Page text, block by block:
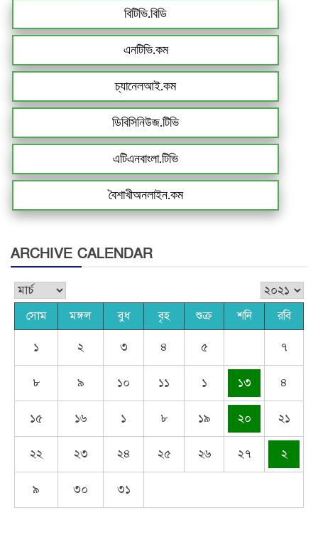
বিটিভি.বিডি
এনটিভি.কম
চ্যানেলআই.কম
ডিবিসিনিউজ.টিভি
এটিএনবাংলা.টিভি
বৈশাখীঅনলাইন.কম
ARCHIVE CALENDAR
সোম মঙ্গল বুধ বৃহ শুক্র শনি রবি
১ ২ ৩ ৪ ৫ ৭
৮ ৯ ১০ ১১ ১ ১৩ ৪
১৫ ১৬ ১ ৮ ১৯ ২০ ২১
২২ ২৩ ২৪ ২৫ ২৬ ২৭ ২
৯ ৩০ ৩১